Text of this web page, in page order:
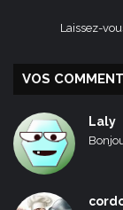
Laissez-
VOS
Laly